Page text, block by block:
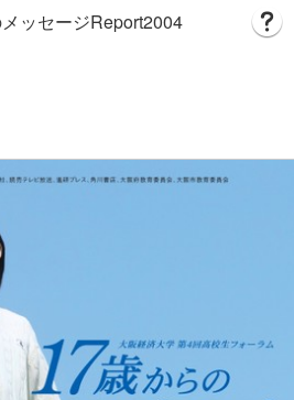
ッセージReport2004